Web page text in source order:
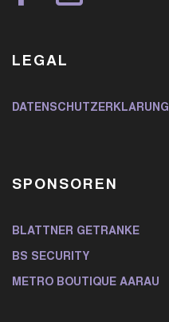
LEGAL
DATENSCHUTZERKLÄRUNG
SPONSOREN
BLATTNER GETRÄNKE
BS SECURITY
METRO BOUTIQUE AARAU